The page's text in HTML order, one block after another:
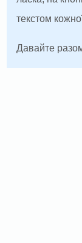
текстом
Давайте